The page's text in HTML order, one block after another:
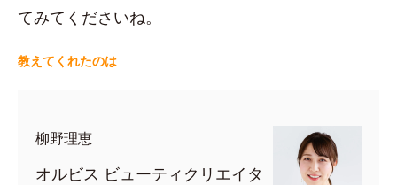
てみてくださいね。
教えてくれたのは
柳野理恵
オルビス ビューティクリエイタ